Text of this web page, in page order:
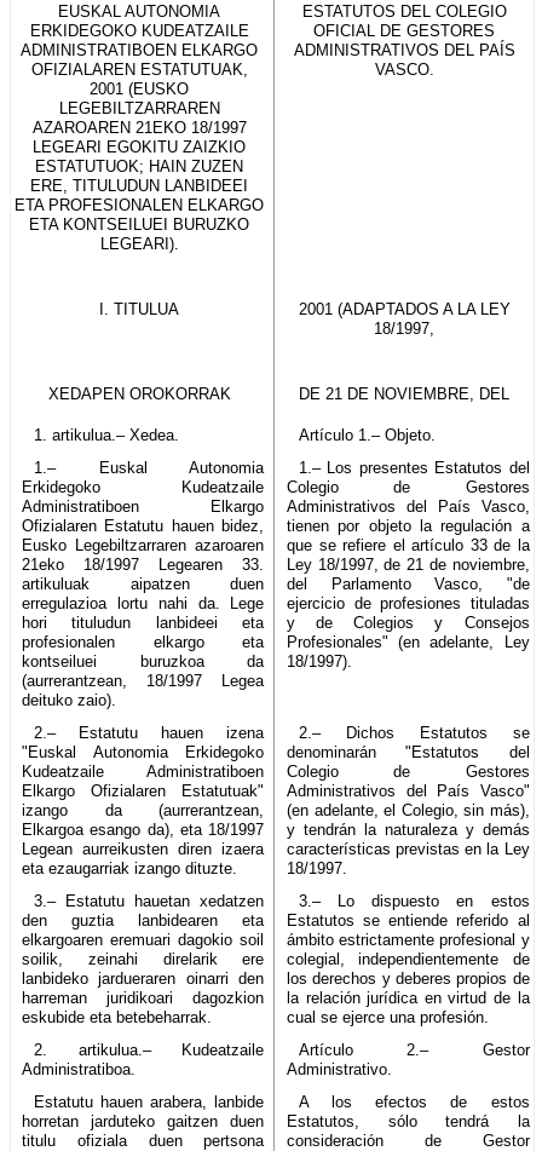
EUSKAL AUTONOMIA
ERKIDEGOKO KUDEATZAILE
ADMINISTRATIBOEN ELKARGO
OFIZIALAREN ESTATUTUAK,
2001 (EUSKO
LEGEBILTZARRAREN
AZAROAREN 21EKO 18/1997
LEGEARI EGOKITU ZAIZKIO
ESTATUTUOK; HAIN ZUZEN
ERE, TITULUDUN LANBIDEEI
ETA PROFESIONALEN ELKARGO
ETA KONTSEILUEI BURUZKO
LEGEARI).
ESTATUTOS DEL COLEGIO
OFICIAL DE GESTORES
ADMINISTRATIVOS DEL PAÍS
VASCO.
I. TITULUA
2001 (ADAPTADOS A LA LEY
18/1997,
XEDAPEN OROKORRAK DE 21 DE NOVIEMBRE, DEL
1. artikulua.– Xedea.
Artículo 1.– Objeto.
1.– Euskal Autonomia
Erkidegoko Kudeatzaile
Administratiboen Elkargo
Ofizialaren Estatutu hauen bidez,
Eusko Legebiltzarraren azaroaren
21eko 18/1997 Legearen 33.
artikuluak aipatzen duen
erregulazioa lortu nahi da. Lege
hori tituludun lanbideei eta
profesionalen elkargo eta
kontseiluei buruzkoa da
(aurrerantzean, 18/1997 Legea
deituko zaio).
1.– Los presentes Estatutos del
Colegio de Gestores
Administrativos del País Vasco,
tienen por objeto la regulación a
que se refiere el artículo 33 de la
Ley 18/1997, de 21 de noviembre,
del Parlamento Vasco, "de
ejercicio de profesiones tituladas
y de Colegios y Consejos
Profesionales" (en adelante, Ley
18/1997).
2.– Estatutu hauen izena
"Euskal Autonomia Erkidegoko
Kudeatzaile Administratiboen
Elkargo Ofizialaren Estatutuak"
izango da (aurrerantzean,
Elkargoa esango da), eta 18/1997
Legean aurreikusten diren izaera
eta ezaugarriak izango dituzte.
2.– Dichos Estatutos se
denominarán "Estatutos del
Colegio de Gestores
Administrativos del País Vasco"
(en adelante, el Colegio, sin más),
y tendrán la naturaleza y demás
características previstas en la Ley
18/1997.
3.– Estatutu hauetan xedatzen
den guztia lanbidearen eta
elkargoaren eremuari dagokio soil
soilik, zeinahi direlarik ere
lanbideko jardueraren oinarri den
harreman juridikoari dagozkion
eskubide eta betebeharrak.
3.– Lo dispuesto en estos
Estatutos se entiende referido al
ámbito estrictamente profesional y
colegial, independientemente de
los derechos y deberes propios de
la relación jurídica en virtud de la
cual se ejerce una profesión.
2. artikulua.– Kudeatzaile
Administratiboa.
Artículo 2.– Gestor
Administrativo.
Estatutu hauen arabera, lanbide
horretan jarduteko gaitzen duen
titulu ofiziala duen pertsona
A los efectos de estos
Estatutos, sólo tendrá la
consideración de Gestor